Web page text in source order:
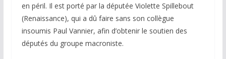
en péril. Il est porté par la députée Violette Spillebout
(Renaissance), qui a dû faire sans son collègue
insoumis Paul Vannier, afin d’obtenir le soutien des
députés du groupe macroniste.